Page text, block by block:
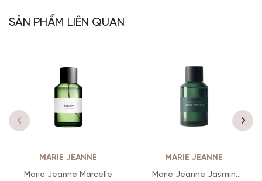
SẢN PHẨM LIÊN QUAN
MARIE JEANNE
Marie Jeanne Marcelle
MARIE JEANNE
Marie Jeanne Jasmin